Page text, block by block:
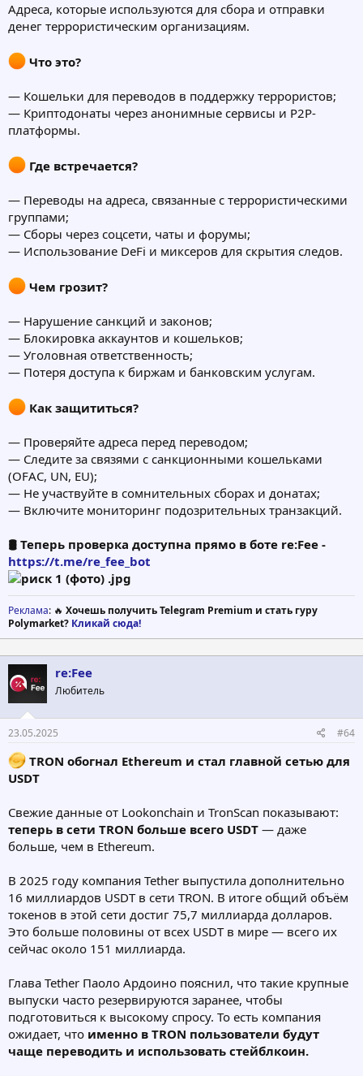
Адреса, которые используются для сбора и отправки
денег террористическим организациям.
Что это?
— Кошельки для переводов в поддержку террористов;
— Криптодонаты через анонимные сервисы и P2P-
платформы.
Где встречается?
— Переводы на адреса, связанные с террористическими
группами;
— Сборы через соцсети, чаты и форумы;
— Использование DeFi и миксеров для скрытия следов.
Чем грозит?
— Нарушение санкций и законов;
— Блокировка аккаунтов и кошельков;
— Уголовная ответственность;
— Потеря доступа к биржам и банковским услугам.
Как защититься?
— Проверяйте адреса перед переводом;
— Следите за связями с санкционными кошельками
(OFAC, UN, EU);
— Не участвуйте в сомнительных сборах и донатах;
— Включите мониторинг подозрительных транзакций.
🛢 Теперь проверка доступна прямо в боте re:Fee -
https://t.me/re_fee_bot
Реклама: 🔥 Хочешь получить Telegram Premium и стать гуру
Polymarket? Кликай сюда!
re:Fee
Любитель
23.05.2025 #64
TRON обогнал Ethereum и стал главной сетью для
USDT
Свежие данные от Lookonchain и TronScan показывают:
теперь в сети TRON больше всего USDT — даже
больше, чем в Ethereum.
В 2025 году компания Tether выпустила дополнительно
16 миллиардов USDT в сети TRON. В итоге общий объём
токенов в этой сети достиг 75,7 миллиарда долларов.
Это больше половины от всех USDT в мире — всего их
сейчас около 151 миллиарда.
Глава Tether Паоло Ардоино пояснил, что такие крупные
выпуски часто резервируются заранее, чтобы
подготовиться к высокому спросу. То есть компания
ожидает, что именно в TRON пользователи будут
чаще переводить и использовать стейблкоин.